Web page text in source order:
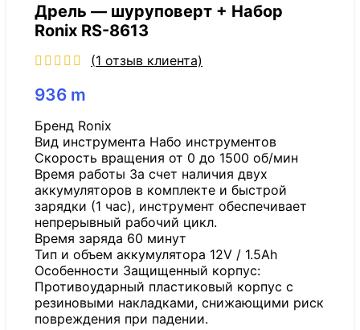
Дрель — шуруповерт + Набор
Ronix RS-8613
(1 отзыв клиента)
936 m
Бренд Ronix
Вид инструмента Набо инструментов
Скорость вращения от 0 до 1500 об/мин
Время работы За счет наличия двух
аккумуляторов в комплекте и быстрой
зарядки (1 час), инструмент обеспечивает
непрерывный рабочий цикл.
Время заряда 60 минут
Тип и объем аккумулятора 12V / 1.5Ah
Особенности Защищенный корпус:
Противоударный пластиковый корпус с
резиновыми накладками, снижающими риск
повреждения при падении.